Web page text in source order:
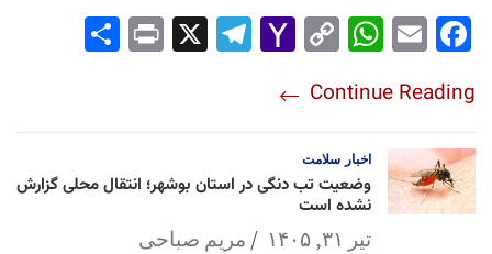
Fac
ok
Em
Wh
Ap
p
Co
Lin
k
Yah
l
Tel
Pri
Continue Reading
اخبار سلامت
وضعیت تب دنگی در استان بوشهر؛ انتقال محلی گزارش
نشده است
تیر ۳۱, ۱۴۰۵ مریم صباحی